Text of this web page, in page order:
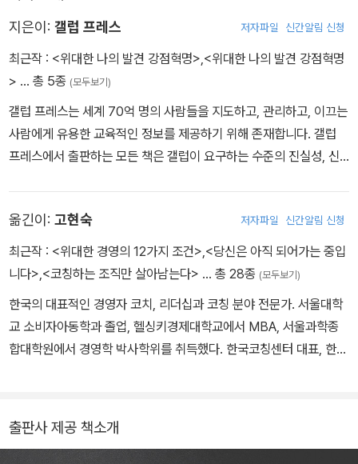
지은이: 갤럽 프레스 저자파일 신간알림 신청
최근작 : <위대한 나의 발견 강점혁명> <위대한 나의 발견 강점혁명
> … 총 5종 (모두보기)
갤럽 프레스는 세계 70억 명의 사람들을 지도하고, 관리하고, 이끄는
사람에게 유용한 교육적인 정보를 제공하기 위해 존재합니다. 갤럽
프레스에서 출판하는 모든 책은 갤럽이 요구하는 수준의 진실성, 신
옮긴이: 고현숙 저자파일 신간알림 신청
최근작 : <위대한 경영의 12가지 조건> <당신은 아직 되어가는 중입
니다> <코칭하는 조직만 살아남는다> … 총 28종 (모두보기)
한국의 대표적인 경영자 코치, 리더십과 코칭 분야 전문가. 서울대학
교 소비자아동학과 졸업, 헬싱키경제대학교에서 MBA, 서울과학종
합대학원에서 경영학 박사학위를 취득했다. 한국코칭센터 대표, 한국
지은 책으로 《결정적 순간의 리더십》, 《유쾌하게 자극하라》, 《티칭하
지 말고 코칭하라》 등이 있고, 우리말로 옮긴 책으로 《강점으로 이끌
출판사 제공 책소개